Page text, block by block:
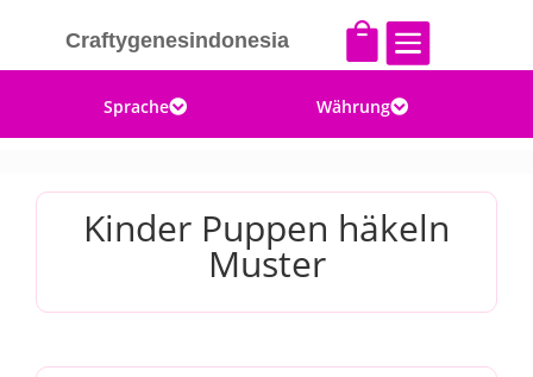
Craftygenesindonesia  
Sprache Währung
Kinder Puppen häkeln
Muster